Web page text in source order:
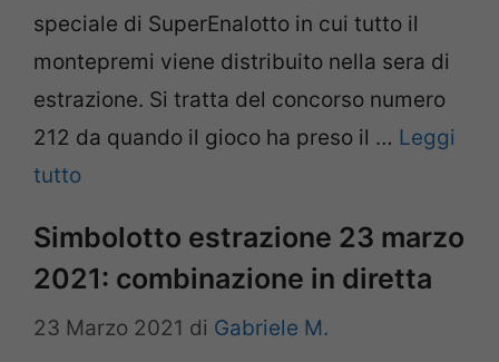
speciale di SuperEnalotto in cui tutto il
montepremi viene distribuito nella sera di
estrazione. Si tratta del concorso numero
212 da quando il gioco ha preso il … Leggi
tutto
Simbolotto estrazione 23 marzo
2021: combinazione in diretta
23 Marzo 2021 di Gabriele M.